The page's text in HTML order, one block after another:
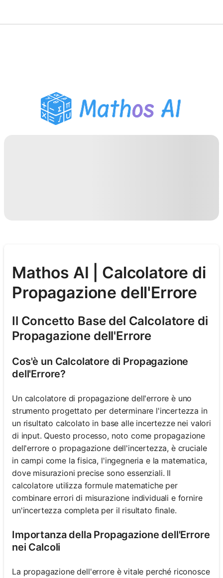
Assistente Compiti PDF
Strumenti di studio
Mathos AI | Calcolatore di
Propagazione dell'Errore
Il Concetto Base del Calcolatore di
Propagazione dell'Errore
Cos'è un Calcolatore di Propagazione
dell'Errore?
Un calcolatore di propagazione dell'errore è uno
strumento progettato per determinare l'incertezza in
un risultato calcolato in base alle incertezze nei valori
di input. Questo processo, noto come propagazione
dell'errore o propagazione dell'incertezza, è cruciale
in campi come la fisica, l'ingegneria e la matematica,
dove misurazioni precise sono essenziali. Il
calcolatore utilizza formule matematiche per
combinare errori di misurazione individuali e fornire
un'incertezza completa per il risultato finale.
Importanza della Propagazione dell'Errore
nei Calcoli
La propagazione dell'errore è vitale perché riconosce